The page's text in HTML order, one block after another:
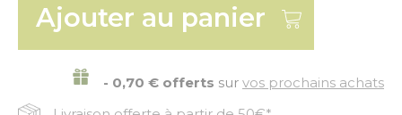
Ajouter au panier
- 0,70 € offerts sur vos prochains achats